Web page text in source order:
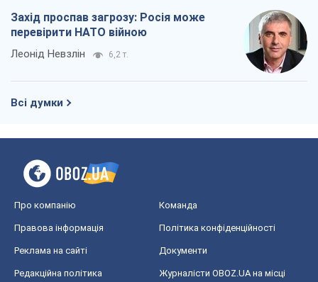
Захід проспав загрозу: Росія може
перевірити НАТО війною
Леонід Невзлін 6,2 т.
Всі думки
Про компанію Команда
Правова інформація Політика конфіденційності
Реклама на сайті Документи
Редакційна політика
Журналісти OBOZ.UA на місці